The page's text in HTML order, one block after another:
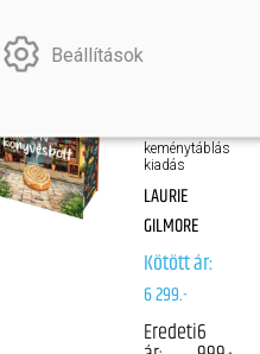
keménytáblás
kiadás
LAURIE
GILMORE
Kötött ár:
6 299.-
Eredeti6
Beállítások